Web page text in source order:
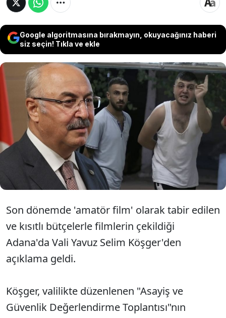
Google algoritmasına bırakmayın, okuyacağınız haberi
siz seçin! Tıkla ve ekle
Adana Valisi Yavuz Selim Köşger, kentin
imajını bozacak dizi veya film
yapılmasına müsaade edilmeyeceğini
söyledi.
Son dönemde 'amatör film' olarak tabir edilen
ve kısıtlı bütçelerle filmlerin çekildiği
Adana'da Vali Yavuz Selim Köşger'den
açıklama geldi.
Köşger, valilikte düzenlenen "Asayiş ve
Güvenlik Değerlendirme Toplantısı"nın